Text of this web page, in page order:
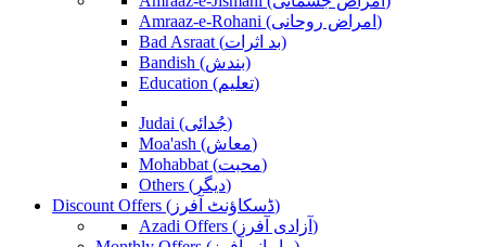
Amraaz-e-Rohani (امراض روحانی)
Bad Asraat (بد اثرات)
Bandish (بندش)
Education (تعلیم)
Judai (جُدائی)
Moa'ash (معاش)
Mohabbat (محبت)
Others (دیگر)
Discount Offers (ڈسکاؤنٹ آفرز)
Azadi Offers (آزادی آفرز)